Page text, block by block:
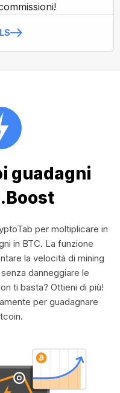
guadagni
per moltiplicare in
in BTC. La funzione
la velocità di mining
danneggiare le
ti basta? Ottieni di più!
per guadagnare